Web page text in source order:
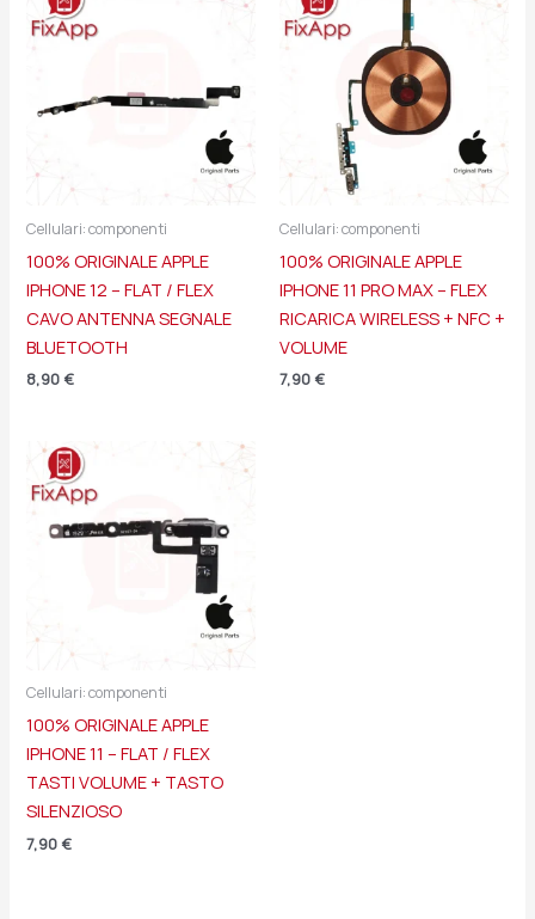
Cellulari: componenti
100% ORIGINALE APPLE
IPHONE 12 – FLAT / FLEX
CAVO ANTENNA SEGNALE
BLUETOOTH
8,90 €
Cellulari: componenti
100% ORIGINALE APPLE
IPHONE 11 PRO MAX – FLEX
RICARICA WIRELESS + NFC +
VOLUME
7,90 €
Cellulari: componenti
100% ORIGINALE APPLE
IPHONE 11 – FLAT / FLEX
TASTI VOLUME + TASTO
SILENZIOSO
7,90 €